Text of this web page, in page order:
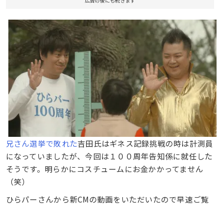
兄さん選挙で敗れた吉田氏はギネス記録挑戦の時は計測員
になっていましたが、今回は１００周年告知係に就任した
そうです。明らかにコスチュームにお金かかってません
（笑）
ひらパーさんから新CMの動画をいただいたので早速ご覧